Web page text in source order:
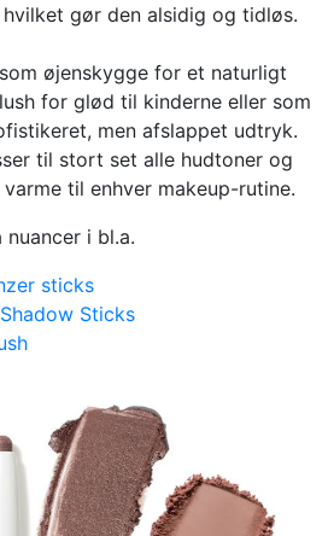
gør den alsidig og tidløs.
øjenskygge for et naturligt
for glød til kinderne eller som
men afslappet udtryk.
til stort set alle hudtoner og
til enhver makeup-rutine.
i bl.a.
sticks
Sticks